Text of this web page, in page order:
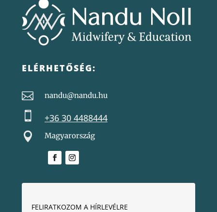
ELÉRHETŐSÉG:
 nandu@nandu.hu
 +36 30 4488444
 Magyarország
FELIRATKOZOM A HÍRLEVÉLRE